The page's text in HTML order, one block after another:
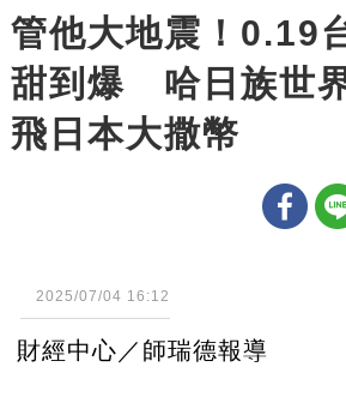
管他大地震！0.19
甜到爆 哈日族世
飛日本大撒幣
2025/07/04 16:12
財經中心／師瑞德報導